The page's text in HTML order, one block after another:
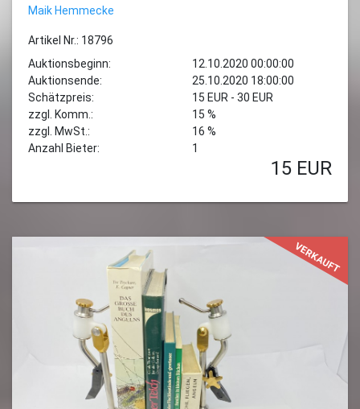
Maik Hemmecke
Artikel Nr.: 18796
Auktionsbeginn:
12.10.2020 00:00:00
Auktionsende:
25.10.2020 18:00:00
Schätzpreis:
15 EUR - 30 EUR
zzgl. Komm.:
15 %
zzgl. MwSt.:
16 %
Anzahl Bieter:
1
15 EUR
VERKAUFT